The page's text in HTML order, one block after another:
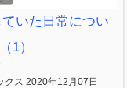
いた日常につい
1）
クス 2020年12月07日